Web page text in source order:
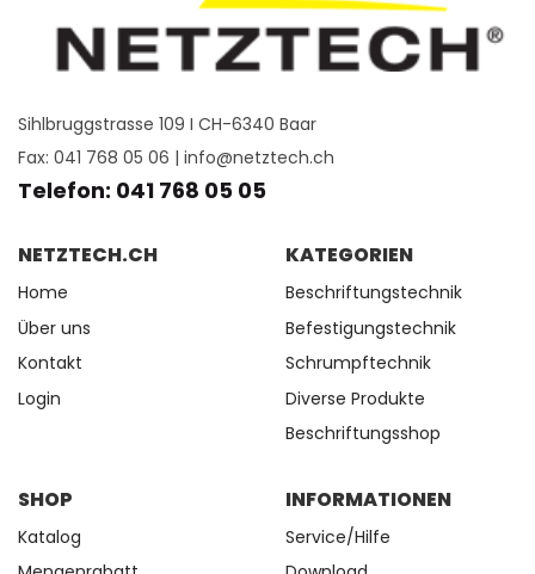
Sihlbruggstrasse 109 I CH-6340 Baar
Fax: 041 768 05 06 | info@netztech.ch
Telefon: 041 768 05 05
NETZTECH.CH
Home
Über uns
Kontakt
Login
KATEGORIEN
Beschriftungstechnik
Befestigungstechnik
Schrumpftechnik
Diverse Produkte
Beschriftungsshop
SHOP
Katalog
INFORMATIONEN
Service/Hilfe